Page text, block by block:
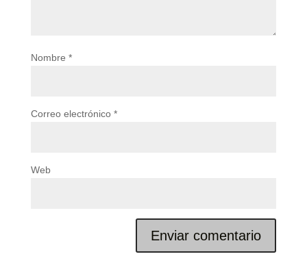
Nombre *
Correo electrónico *
Web